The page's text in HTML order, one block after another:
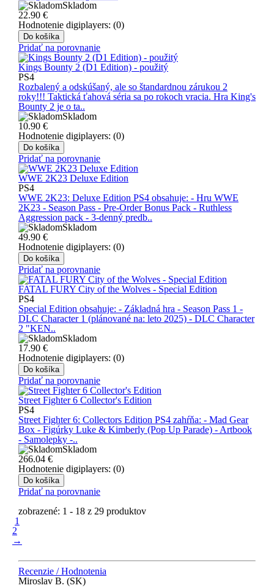
Skladom
22.90 €
Hodnotenie digiplayers: (0)
Do košíka
Pridať na porovnanie
Kings Bounty 2 (D1 Edition) - použitý
PS4
Rozbalený a odskúšaný, ale so štandardnou zárukou 2
roky!!! Taktická ťahová séria sa po rokoch vracia. Hra King's
Bounty 2 je o ta..
Skladom
10.90 €
Hodnotenie digiplayers: (0)
Do košíka
Pridať na porovnanie
WWE 2K23 Deluxe Edition
PS4
WWE 2K23: Deluxe Edition PS4 obsahuje: - Hru WWE
2K23 - Season Pass - Pre-Order Bonus Pack - Ruthless
Aggression pack - 3-denný predb..
Skladom
49.90 €
Hodnotenie digiplayers: (0)
Do košíka
Pridať na porovnanie
FATAL FURY City of the Wolves - Special Edition
PS4
Special Edition obsahuje: - Základná hra - Season Pass 1 -
DLC Character 1 (plánované na: leto 2025) - DLC Character
2 "KEN..
Skladom
17.90 €
Hodnotenie digiplayers: (0)
Do košíka
Pridať na porovnanie
Street Fighter 6 Collector's Edition
PS4
Street Fighter 6: Collectors Edition PS4 zahŕňa: - Mad Gear
Box - Figúrky Luke & Kimberly (Pop Up Parade) - Artbook
- Samolepky -..
Skladom
266.04 €
Hodnotenie digiplayers: (0)
Do košíka
Pridať na porovnanie
zobrazené: 1 - 18 z 29 produktov
1
2
→
Recenzie / Hodnotenia
Miroslav B. (SK)